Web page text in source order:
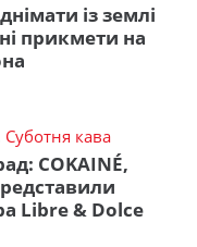
із землі
прикмети на
Суботня кава
COKAINÉ,
Libre & Dolce